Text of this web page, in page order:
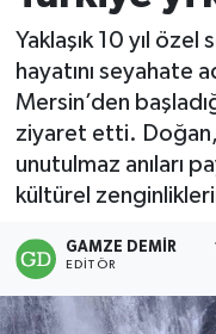
Yaklaşık 10 yıl
hayatını seyahate
Mersin’den
ziyaret etti. Doğan,
unutulmaz anıları
kültürel
GAMZE DEMIR
EDITÖR